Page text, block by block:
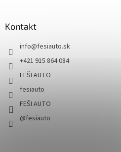
Kontakt
info@fesiauto.sk
+421 915 864 084
FEŠI AUTO
fesiauto
FEŠI AUTO
@fesiauto